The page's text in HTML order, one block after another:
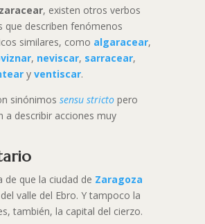
zaracear, existen otros verbos
que describen fenómenos
similares, como algaracear,
, neviscar, sarracear,
y ventiscar.
sinónimos sensu strictopero
a describir acciones muy
de que la ciudad de Zaragoza
valle del Ebro. Y tampoco la
también, la capital del cierzo.